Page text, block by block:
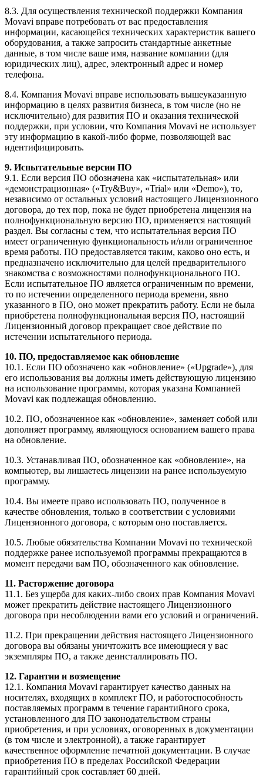
8.3. Для осуществления технической поддержки Компания
Movavi вправе потребовать от вас предоставления
информации, касающейся технических характеристик вашего
оборудования, а также запросить стандартные анкетные
данные, в том числе ваше имя, название компании (для
юридических лиц), адрес, электронный адрес и номер
телефона.
8.4. Компания Movavi вправе использовать вышеуказанную
информацию в целях развития бизнеса, в том числе (но не
исключительно) для развития ПО и оказания технической
поддержки, при условии, что Компания Movavi не использует
эту информацию в какой-либо форме, позволяющей вас
идентифицировать.
9. Испытательные версии ПО
9.1. Если версия ПО обозначена как «испытательная» или
«демонстрационная» («Try&Buy», «Trial» или «Demo»), то,
независимо от остальных условий настоящего Лицензионного
договора, до тех пор, пока не будет приобретена лицензия на
полнофункциональную версию ПО, применяется настоящий
раздел. Вы согласны с тем, что испытательная версия ПО
имеет ограниченную функциональность и/или ограниченное
время работы. ПО предоставляется таким, каково оно есть, и
предназначено исключительно для целей предварительного
знакомства с возможностями полнофункционального ПО.
Если испытательное ПО является ограниченным по времени,
то по истечении определенного периода времени, явно
указанного в ПО, оно может прекратить работу. Если не была
приобретена полнофункциональная версия ПО, настоящий
Лицензионный договор прекращает свое действие по
истечении испытательного периода.
10. ПО, предоставляемое как обновление
10.1. Если ПО обозначено как «обновление» («Upgrade»), для
его использования вы должны иметь действующую лицензию
на использование программы, которая указана Компанией
Movavi как подлежащая обновлению.
10.2. ПО, обозначенное как «обновление», заменяет собой или
дополняет программу, являющуюся основанием вашего права
на обновление.
10.3. Устанавливая ПО, обозначенное как «обновление», на
компьютер, вы лишаетесь лицензии на ранее используемую
программу.
10.4. Вы имеете право использовать ПО, полученное в
качестве обновления, только в соответствии с условиями
Лицензионного договора, с которым оно поставляется.
10.5. Любые обязательства Компании Movavi по технической
поддержке ранее используемой программы прекращаются в
момент передачи вам ПО, обозначенного как обновление.
11. Расторжение договора
11.1. Без ущерба для каких-либо своих прав Компания Movavi
может прекратить действие настоящего Лицензионного
договора при несоблюдении вами его условий и ограничений.
11.2. При прекращении действия настоящего Лицензионного
договора вы обязаны уничтожить все имеющиеся у вас
экземпляры ПО, а также деинсталлировать ПО.
12. Гарантии и возмещение
12.1. Компания Movavi гарантирует качество данных на
носителях, входящих в комплект ПО, и работоспособность
поставляемых программ в течение гарантийного срока,
установленного для ПО законодательством страны
приобретения, и при условиях, оговоренных в документации
(в том числе и электронной), а также гарантирует
качественное оформление печатной документации. В случае
приобретения ПО в пределах Российской Федерации
гарантийный срок составляет 60 дней.